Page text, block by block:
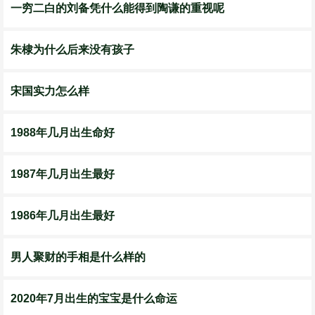
一穷二白的刘备凭什么能得到陶谦的重视呢
朱棣为什么后来没有孩子
宋国实力怎么样
1988年几月出生命好
1987年几月出生最好
1986年几月出生最好
男人聚财的手相是什么样的
2020年7月出生的宝宝是什么命运